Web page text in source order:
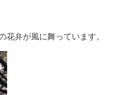
花弁が風に舞っています。